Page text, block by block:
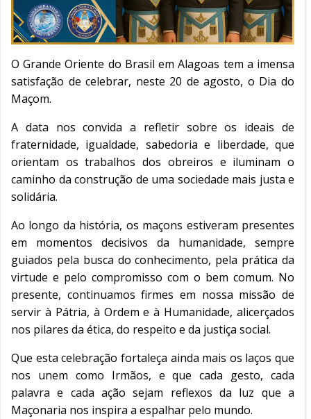
O Grande Oriente do Brasil em Alagoas tem a imensa
satisfação de celebrar, neste 20 de agosto, o Dia do
Maçom.
A data nos convida a refletir sobre os ideais de
fraternidade, igualdade, sabedoria e liberdade, que
orientam os trabalhos dos obreiros e iluminam o
caminho da construção de uma sociedade mais justa e
solidária.
Ao longo da história, os maçons estiveram presentes
em momentos decisivos da humanidade, sempre
guiados pela busca do conhecimento, pela prática da
virtude e pelo compromisso com o bem comum. No
presente, continuamos firmes em nossa missão de
servir à Pátria, à Ordem e à Humanidade, alicerçados
nos pilares da ética, do respeito e da justiça social.
Que esta celebração fortaleça ainda mais os laços que
nos unem como Irmãos, e que cada gesto, cada
palavra e cada ação sejam reflexos da luz que a
Maçonaria nos inspira a espalhar pelo mundo.